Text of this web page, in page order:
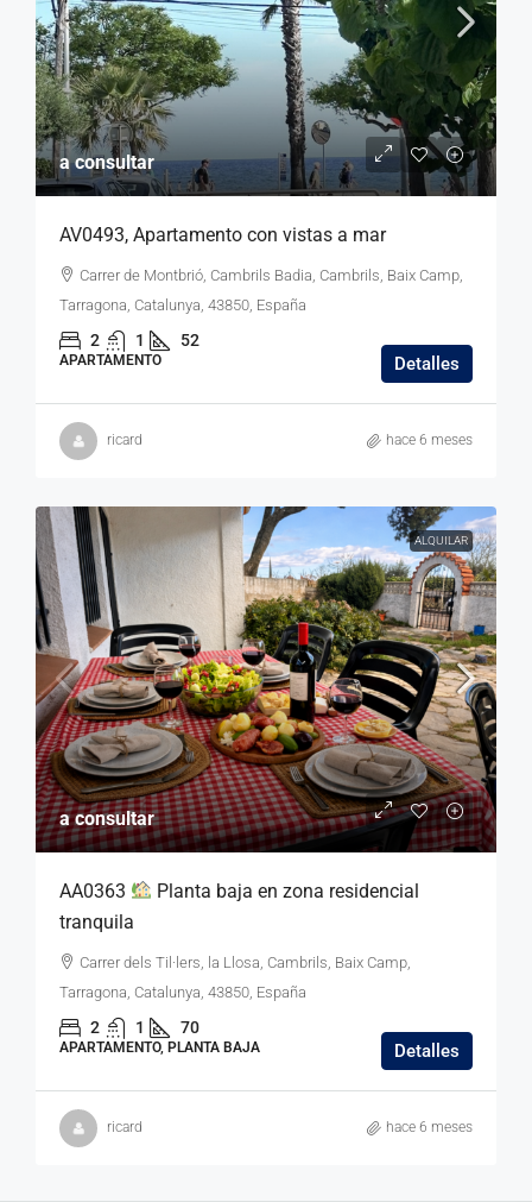
a consultar
AV0493, Apartamento con vistas a mar
Carrer de Montbrió, Cambrils Badia, Cambrils, Baix Camp,
Tarragona, Catalunya, 43850, España
2 1 52
APARTAMENTO Detalles
ricard hace 6 meses
ALQUILAR
a consultar
AA0363
Planta baja en zona residencial
tranquila
Carrer dels Til·lers, la Llosa, Cambrils, Baix Camp,
Tarragona, Catalunya, 43850, España
2 1 70
APARTAMENTO, PLANTA BAJA Detalles
ricard hace 6 meses